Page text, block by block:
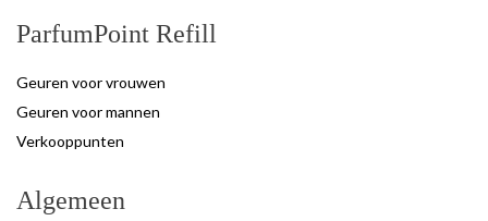
ParfumPoint Refill
Geuren voor vrouwen
Geuren voor mannen
Verkooppunten
Algemeen